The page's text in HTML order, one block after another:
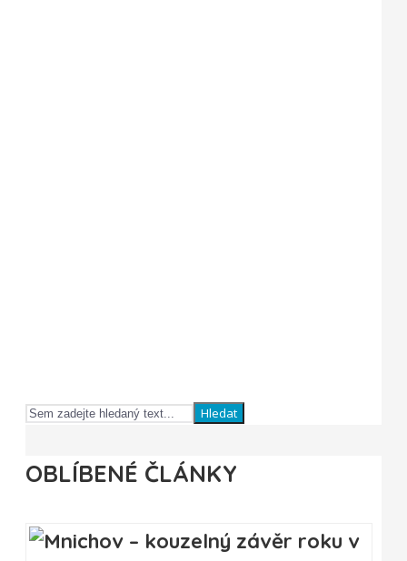
Hledat
OBLÍBENÉ ČLÁNKY